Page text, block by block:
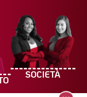
SOCIETÀ